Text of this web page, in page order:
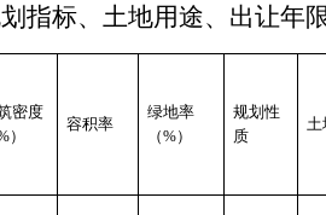
指标、土地用途、出让年
密度
）
容积率
绿地率
（%）
规划性
质
土